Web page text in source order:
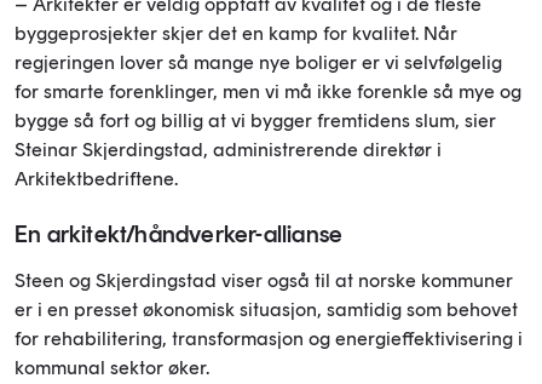
byggeprosjekter skjer det en kamp for kvalitet. Når
regjeringen lover så mange nye boliger er vi selvfølgelig
for smarte forenklinger, men vi må ikke forenkle så mye og
bygge så fort og billig at vi bygger fremtidens slum, sier
Steinar Skjerdingstad, administrerende direktør i
Arkitektbedriftene.
En arkitekt/håndverker-allianse
Steen og Skjerdingstad viser også til at norske kommuner
er i en presset økonomisk situasjon, samtidig som behovet
for rehabilitering, transformasjon og energieffektivisering i
kommunal sektor øker.